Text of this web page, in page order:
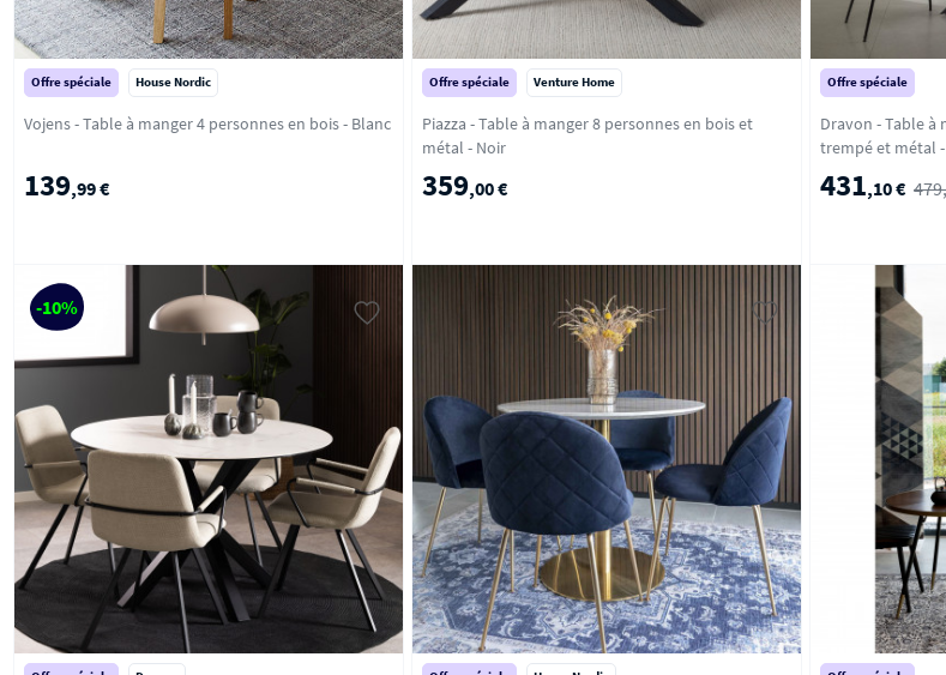
Offre spéciale House Nordic
Vojens - Table à manger 4 personnes en bois - Blanc
139,99 €
Offre spéciale Venture Home
Piazza - Table à manger 8 personnes en bois et
métal - Noir
359,00 €
Offre spéciale
Dravon - Table à
431,10 €
-10%